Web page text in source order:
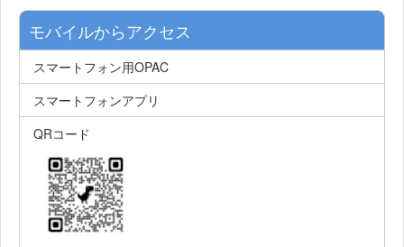
モバイルからアクセス
スマートフォン用OPAC
スマートフォンアプリ
QRコード